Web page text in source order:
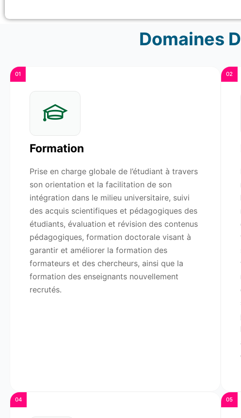
Domaines
Formation
Prise en charge globale de l’étudiant à travers
son orientation et la facilitation de son
intégration dans le milieu universitaire, suivi
des acquis scientifiques et pédagogiques des
étudiants, évaluation et révision des contenus
pédagogiques, formation doctorale visant à
garantir et améliorer la formation des
formateurs et des chercheurs, ainsi que la
formation des enseignants nouvellement
recrutés.
01 02
04 05